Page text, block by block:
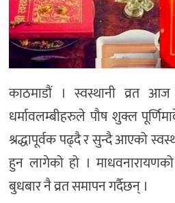
काठमाडौं । स्वस्थानी व्रत
धर्मावलम्बीहरुले पौष शुक्ल
श्रद्धापूर्वक पढ्दै र सुन्दै आएको
हुन लागेको हो ।
बुधबार नै व्रत समापन गर्दैछन् ।